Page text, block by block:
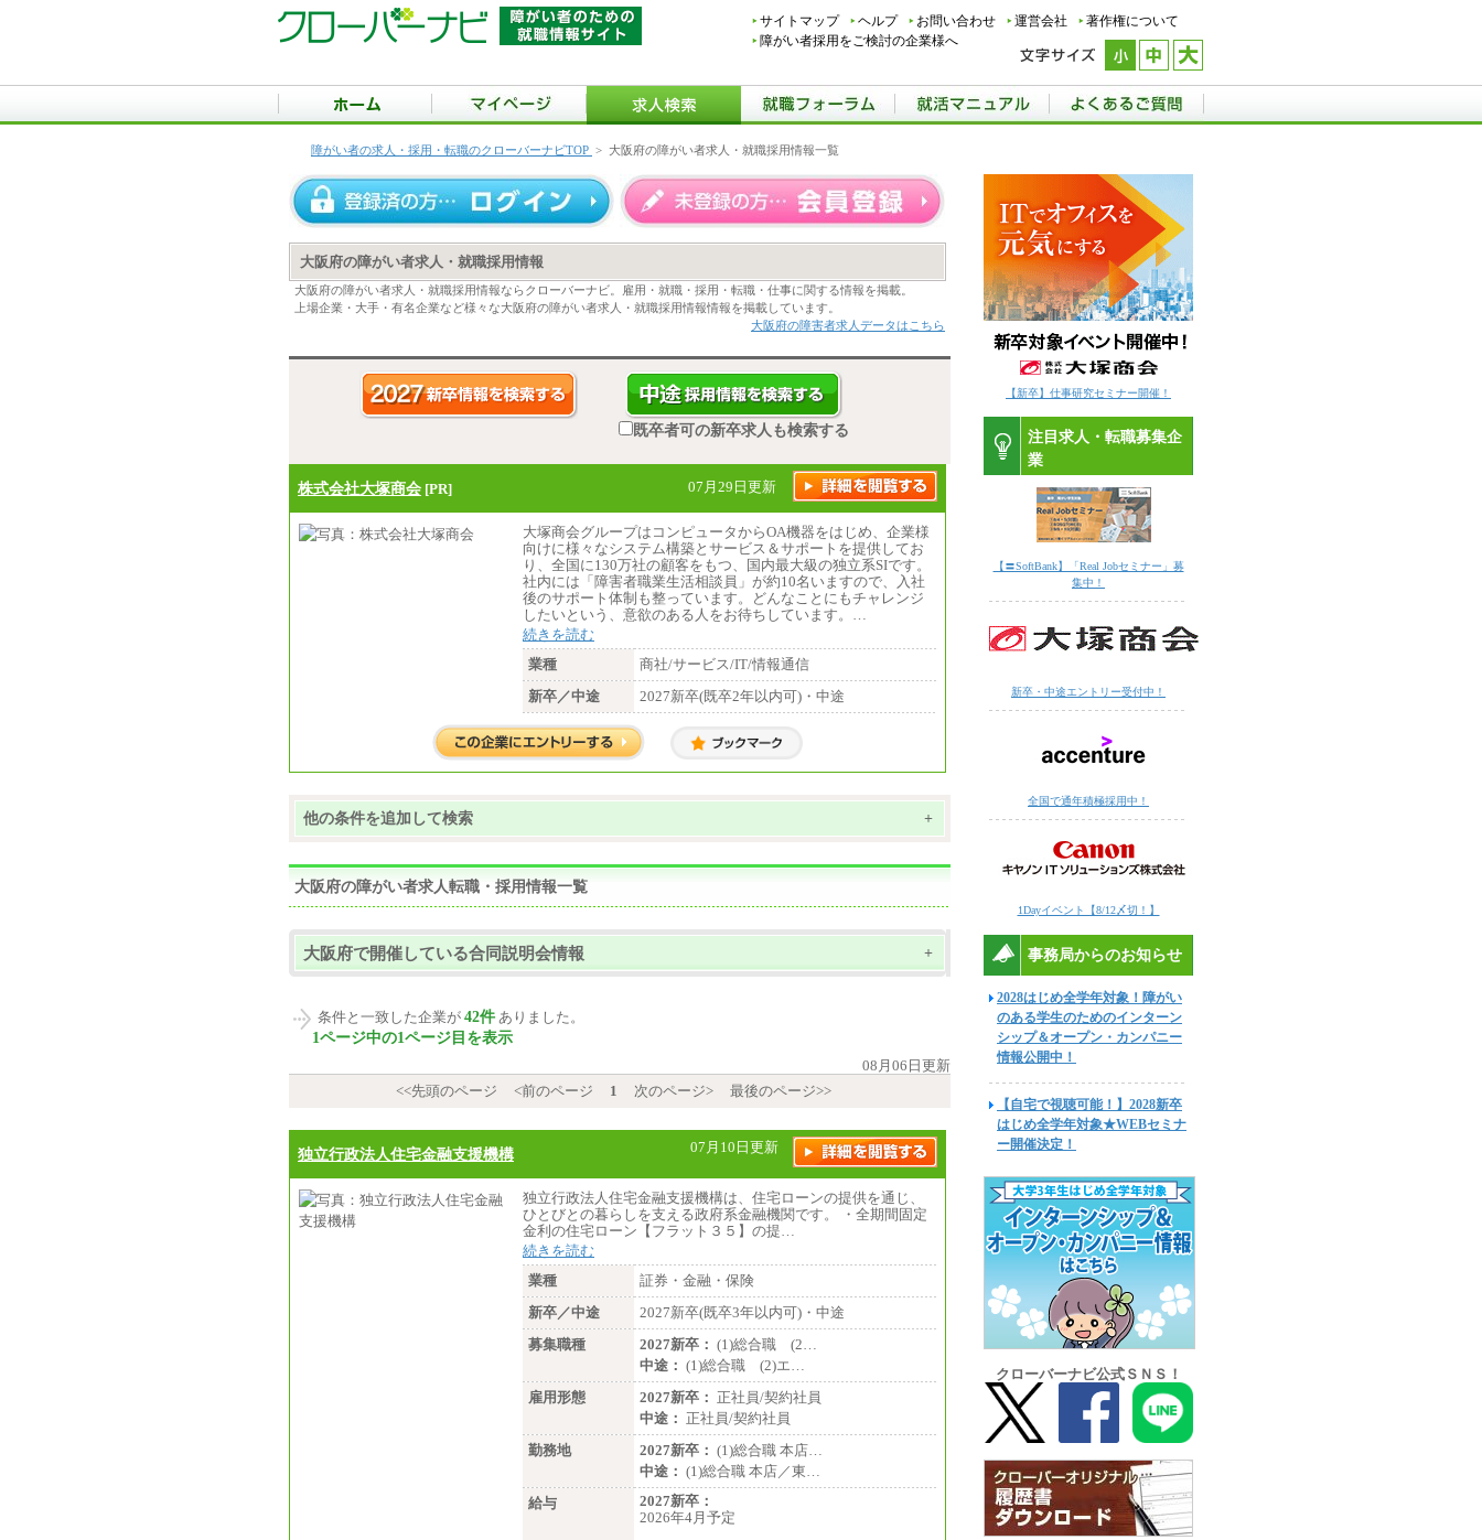
サイトマップ ヘルプ お問い合わせ 運営会社
著作権について
障がい者採用をご検討の企業様へ
障がい者の求人・採用・転職のクローバーナビTOP > 大阪府の障がい者求人・就職採用情報一覧
大阪府の障がい者求人・就職採用情報
大阪府の障がい者求人・就職採用情報ならクローバーナビ。雇用・就職・採用・転職・仕事に関する情報を掲載。
上場企業・大手・有名企業など様々な大阪府の障がい者求人・就職採用情報情報を掲載しています。
大阪府の障害者求人データはこちら
既卒者可の新卒求人も検索する
株式会社大塚商会 [PR] 07月29日更新
大塚商会グループはコンピュータからOA機器をはじめ、企業様
向けに様々なシステム構築とサービス＆サポートを提供してお
り、全国に130万社の顧客をもつ、国内最大級の独立系SIです。
社内には「障害者職業生活相談員」が約10名いますので、入社
後のサポート体制も整っています。どんなことにもチャレンジ
したいという、意欲のある人をお待ちしています。…
続きを読む
業種
商社/サービス/IT/情報通信
新卒／中途
2027新卒(既卒2年以内可)・中途
他の条件を追加して検索 +
大阪府の障がい者求人転職・採用情報一覧
大阪府で開催している合同説明会情報 +
条件と一致した企業が 42件 ありました。
1ページ中の1ページ目を表示
08月06日更新
<<先頭のページ
<前のページ 1 次のページ> 最後のページ>>
独立行政法人住宅金融支援機構 07月10日更新
独立行政法人住宅金融支援機構は、住宅ローンの提供を通じ、
ひとびとの暮らしを支える政府系金融機関です。 ・全期間固定
金利の住宅ローン【フラット３５】の提…
続きを読む
業種
証券・金融・保険
新卒／中途
2027新卒(既卒3年以内可)・中途
募集職種
2027新卒： (1)総合職 (2…
中途： (1)総合職 (2)エ…
雇用形態
2027新卒： 正社員/契約社員
中途： 正社員/契約社員
勤務地
2027新卒： (1)総合職 本店…
中途： (1)総合職 本店／東…
給与
2027新卒：
2026年4月予定
【新卒】仕事研究セミナー開催！
注目求人・転職募集企
業
【〓SoftBank】「Real Jobセミナー」募
集中！
新卒・中途エントリー受付中！
全国で通年積極採用中！
1Dayイベント【8/12〆切！】
事務局からのお知らせ
2028はじめ全学年対象！障がい
のある学生のためのインターン
シップ＆オープン・カンパニー
情報公開中！
【自宅で視聴可能！】2028新卒
はじめ全学年対象★WEBセミナ
ー開催決定！
クローバーナビ公式ＳＮＳ！